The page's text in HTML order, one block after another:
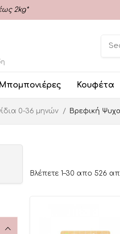
2kg*
Μπομπονιέρες Κουφέτα
0-36 μηνών Βρεφική
Βλέπετε 1–30 απο 526